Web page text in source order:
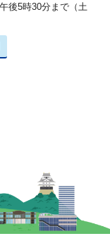
後5時30分まで（土